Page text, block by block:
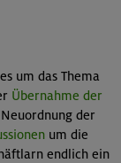
um das Thema
Übernahme der
der
um die
endlich ein